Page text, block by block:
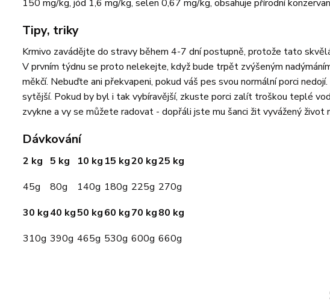
150 mg/kg, jód 1,6 mg/kg, selen 0,67 mg/kg, obsahuje přírodní
Tipy, triky
Krmivo zavádějte do stravy během 4-7 dní postupně, protože tato
V prvním týdnu se proto nelekejte, když bude trpět zvýšeným
měkčí. Nebuďte ani překvapeni, pokud váš pes svou normální porci
sytější. Pokud by byl i tak vybíravější, zkuste porci zalít troškou teplé
zvykne a vy se můžete radovat - dopřáli jste mu šanci žit vyvážený
Dávkování
2 kg 5 kg 10 kg 15 kg20 kg25 kg
45g
80g 140g 180g 225g 270g
30 kg40 kg50 kg60 kg70 kg80 kg
310g 390g 465g 530g 600g 660g